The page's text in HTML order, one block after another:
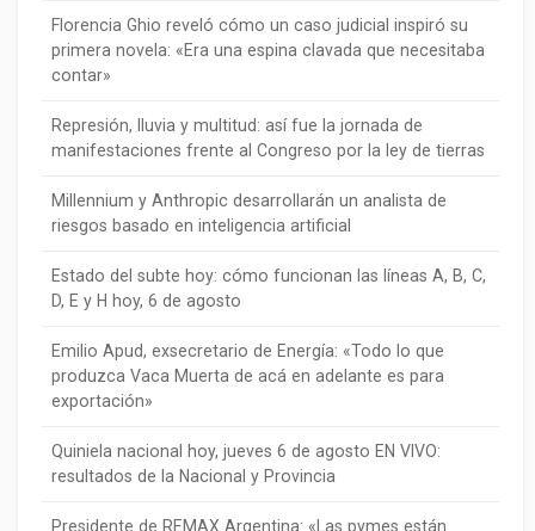
Florencia Ghio reveló cómo un caso judicial inspiró su
primera novela: «Era una espina clavada que necesitaba
contar»
Represión, lluvia y multitud: así fue la jornada de
manifestaciones frente al Congreso por la ley de tierras
Millennium y Anthropic desarrollarán un analista de
riesgos basado en inteligencia artificial
Estado del subte hoy: cómo funcionan las líneas A, B, C,
D, E y H hoy, 6 de agosto
Emilio Apud, exsecretario de Energía: «Todo lo que
produzca Vaca Muerta de acá en adelante es para
exportación»
Quiniela nacional hoy, jueves 6 de agosto EN VIVO:
resultados de la Nacional y Provincia
Presidente de REMAX Argentina: «Las pymes están